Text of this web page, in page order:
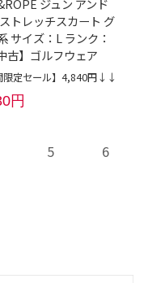
ジュン アンド
トレッチスカート グ
サイズ：L ランク：
古】ゴルフウェア
限定セール】4,840円↓↓
円
5 6